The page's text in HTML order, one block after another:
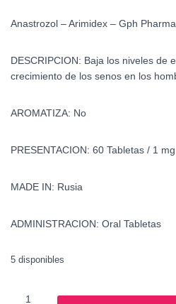
Anastrozol – Arimidex – Gph
DESCRIPCION: Baja los niveles de
crecimiento de los senos en los
AROMATIZA: No
PRESENTACION: 60 Tabletas / 1 mg
MADE IN: Rusia
ADMINISTRACION: Oral Tabletas
5 disponibles
Anastrozol